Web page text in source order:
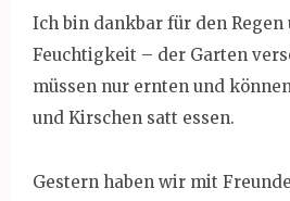
Ich bin dankbar für den Regen
Feuchtigkeit – der Garten
müssen nur ernten und
und Kirschen satt essen.
Gestern haben wir mit